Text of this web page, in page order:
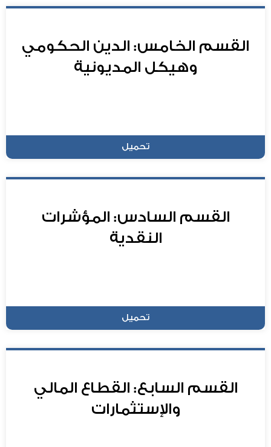
القسم الخامس: الدين الحكومي
وهيكل المديونية
تحميل
القسم السادس: المؤشرات
النقدية
تحميل
القسم السابع: القطاع المالي
والإستثمارات